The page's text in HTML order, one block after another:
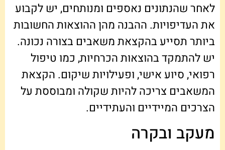
לאחר שהנתונים נאספים ומנותחים, יש לקבוע
את העדיפויות. ההבנה מהן ההוצאות החשובות
ביותר תסייע בהקצאת משאבים בצורה נכונה.
יש להתמקד בהוצאות הכרחיות, כמו טיפול
רפואי, סיוע אישי, ופעילויות שיקום. הקצאת
המשאבים צריכה להיות שקולה ומבוססת על
הצרכים המיידיים והעתידיים.
מעקב ובקרה